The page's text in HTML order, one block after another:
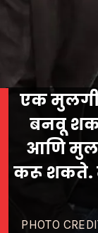
PHOTO
एक मुलगी
बनवू
आणि
करू शकते.